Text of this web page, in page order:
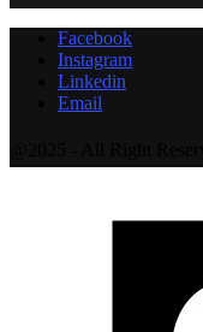
Facebook
Instagram
Linkedin
Email